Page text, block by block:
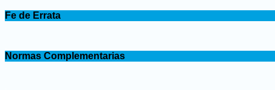
Fe de Errata
Normas Complementarias